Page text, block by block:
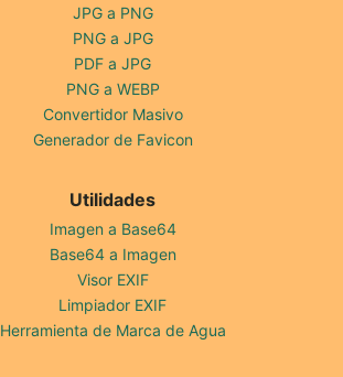
JPG a PNG
PNG a JPG
PDF a JPG
PNG a WEBP
Convertidor Masivo
Generador de Favicon
Utilidades
Imagen a Base64
Base64 a Imagen
Visor EXIF
Limpiador EXIF
Herramienta de Marca de Agua